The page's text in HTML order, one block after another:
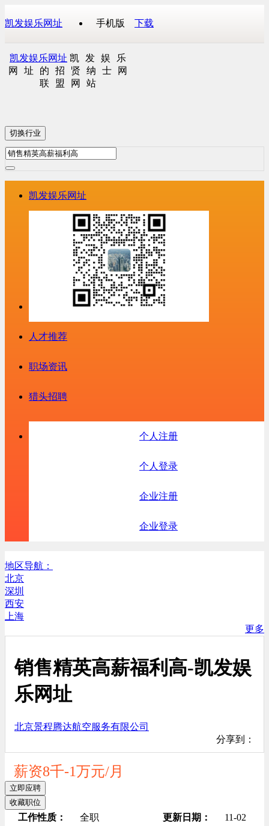
凯发娱乐网址 手机版 下载
凯发娱乐网址 凯发娱乐
网址的招贤纳士网
联盟网站
切换行业
凯发娱乐网址
人才推荐
职场资讯
猎头招聘
个人注册
个人登录
企业注册
企业登录
地区导航：
北京
深圳
西安
上海
更多
销售精英高薪福利高-凯发娱
乐网址
北京景程腾达航空服务有限公司
分享到：
薪资8千-1万元/月
立即应聘
收藏职位
工作性质： 全职 更新日期：
11-02